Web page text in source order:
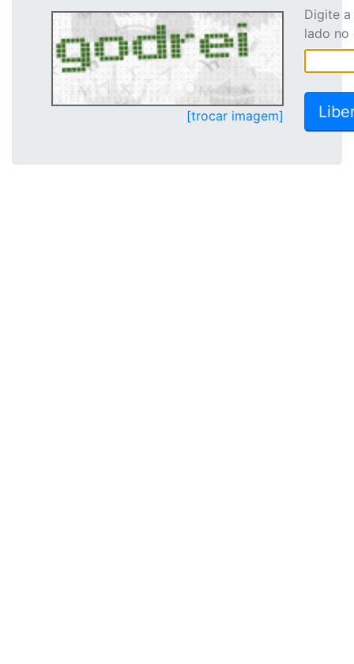
[trocar imagem]
Digite
lado no